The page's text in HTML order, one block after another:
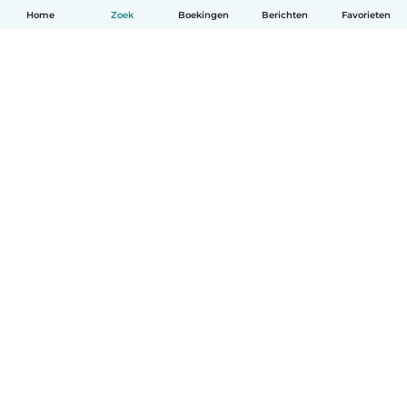
Home Zoek Boekingen Berichten Favorieten